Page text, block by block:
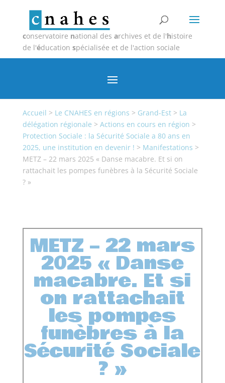
conservatoire national des archives et de l'histoire
de l'éducation spécialisée et de l'action sociale
Accueil > Le CNAHES en régions > Grand-Est> La
délégation régionale > Actions en cours en région >
Protection Sociale : la Sécurité Sociale a 80 ans en
2025, une institution en devenir ! > Manifestations >
METZ – 22 mars 2025 « Danse macabre. Et si on
rattachait les pompes funèbres à la Sécurité Sociale
? »
METZ – 22 mars
2025 « Danse
macabre. Et si
on rattachait
les pompes
funèbres à la
Sécurité Sociale
? »